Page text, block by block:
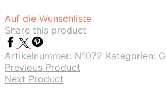
Auf die Wunschliste
Share this product
Artikelnummer: N1072 Kategorien:
Previous Product
Next Product